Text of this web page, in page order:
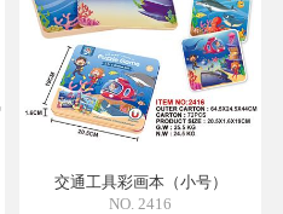
交通工具彩画本（小号）
NO. 2416